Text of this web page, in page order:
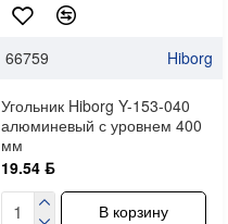
66759 Hiborg
Угольник Hiborg Y-153-040
алюминевый с уровнем 400
мм
19.54 ƃ
В корзину